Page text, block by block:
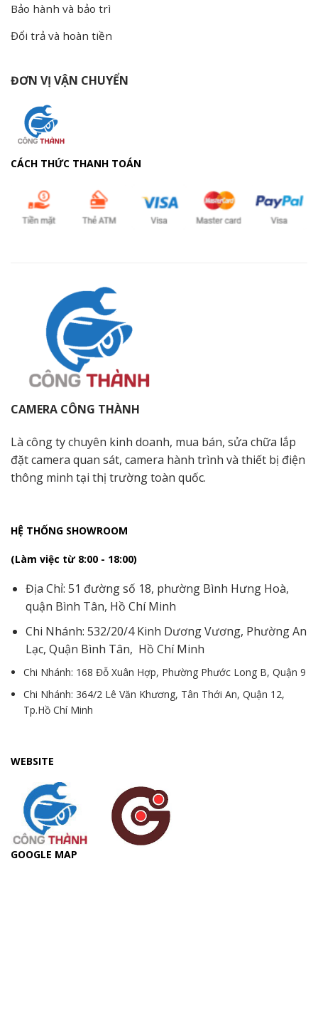
Bảo hành và bảo trì
Đổi trả và hoàn tiền
ĐƠN VỊ VẬN CHUYỂN
CÁCH THỨC THANH TOÁN
CAMERA CÔNG THÀNH
Là công ty chuyên kinh doanh, mua bán, sửa chữa lắp
đặt camera quan sát, camera hành trình và thiết bị điện
thông minh tại thị trường toàn quốc.
HỆ THỐNG SHOWROOM
(Làm việc từ 8:00 - 18:00)
Địa Chỉ: 51 đường số 18, phường Bình Hưng Hoà,
quận Bình Tân, Hồ Chí Minh
Chi Nhánh: 532/20/4 Kinh Dương Vương, Phường An
Lạc, Quận Bình Tân, Hồ Chí Minh
Chi Nhánh: 168 Đỗ Xuân Hợp, Phường Phước Long B, Quận 9
Chi Nhánh: 364/2 Lê Văn Khương, Tân Thới An, Quận 12,
Tp.Hồ Chí Minh
WEBSITE
GOOGLE MAP